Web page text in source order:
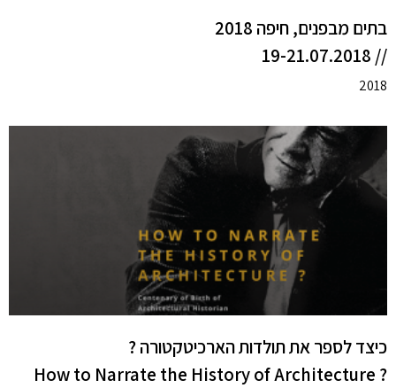
בתים מבפנים, חיפה 2018
// 19-21.07.2018
2018
כיצד לספר את תולדות הארכיטקטורה ?
? How to Narrate the History of Architecture